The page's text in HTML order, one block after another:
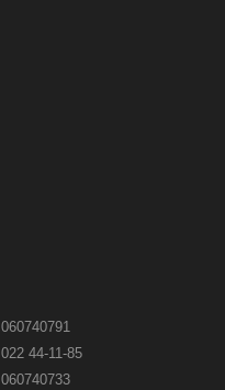
060740791
022 44-11-85
060740733